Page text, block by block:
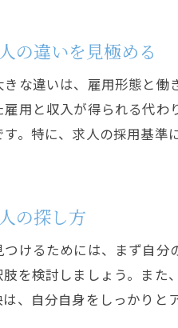
求人
理想
の違いを見極める
な違いは、雇用形態と
用と収入が得られる代
。特に、求人の採用基
の探し方
けるためには、まず自
肢を検討しましょう。ま
、自分自身をしっかりと